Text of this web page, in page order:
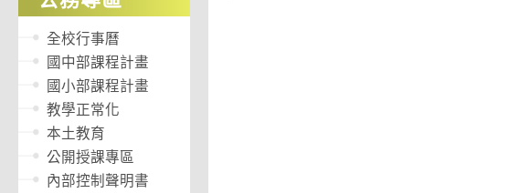
全校行事曆
國中部課程計畫
國小部課程計畫
教學正常化
本土教育
公開授課專區
內部控制聲明書